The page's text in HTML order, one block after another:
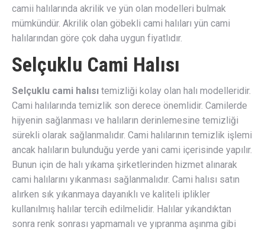
camii halılarında akrilik ve yün olan modelleri bulmak
mümkündür. Akrilik olan göbekli cami halıları yün cami
halılarından göre çok daha uygun fiyatlıdır.
Selçuklu Cami Halısı
Selçuklu cami halısı temizliği kolay olan halı modelleridir.
Cami halılarında temizlik son derece önemlidir. Camilerde
hijyenin sağlanması ve halıların derinlemesine temizliği
sürekli olarak sağlanmalıdır. Cami halılarının temizlik işlemi
ancak halıların bulunduğu yerde yani cami içerisinde yapılır.
Bunun için de halı yıkama şirketlerinden hizmet alınarak
cami halılarını yıkanması sağlanmalıdır. Cami halısı satın
alırken sık yıkanmaya dayanıklı ve kaliteli iplikler
kullanılmış halılar tercih edilmelidir. Halılar yıkandıktan
sonra renk sonrası yapmamalı ve yıpranma aşınma gibi